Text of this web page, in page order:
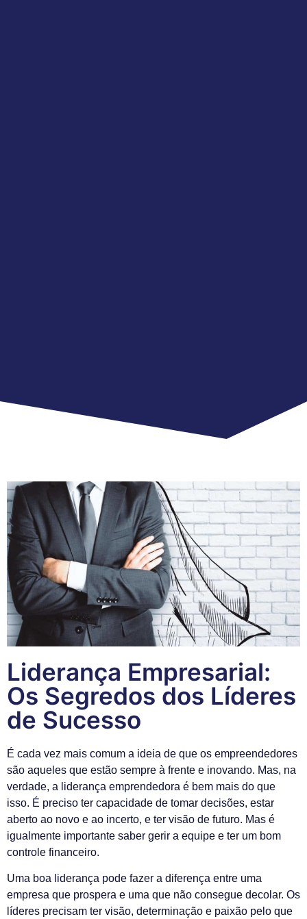
Liderança Empresarial:
Os Segredos dos Líderes
de Sucesso
É cada vez mais comum a ideia de que os empreendedores
são aqueles que estão sempre à frente e inovando. Mas, na
verdade, a liderança emprendedora é bem mais do que
isso. É preciso ter capacidade de tomar decisões, estar
aberto ao novo e ao incerto, e ter visão de futuro. Mas é
igualmente importante saber gerir a equipe e ter um bom
controle financeiro.
Uma boa liderança pode fazer a diferença entre uma
empresa que prospera e uma que não consegue decolar. Os
líderes precisam ter visão, determinação e paixão pelo que